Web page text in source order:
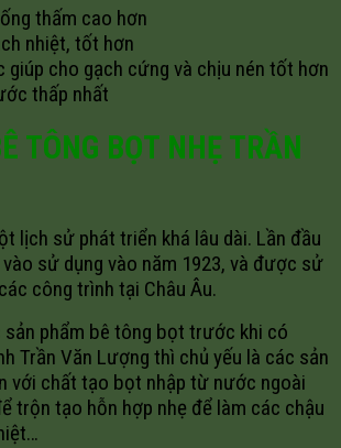
thấm cao hơn
nhiệt, tốt hơn
giúp cho gạch cứng và chịu nén tốt hơn
thấp nhất
TÔNG BỌT NHẸ TRẦN
lịch sử phát triển khá lâu dài. Lần đầu
sử dụng vào năm 1923, và được sử
công trình tại Châu Âu.
sản phẩm bê tông bọt trước khi có
Trần Văn Lượng thì chủ yếu là các sản
với chất tạo bọt nhập từ nước ngoài
trộn tạo hỗn hợp nhẹ để làm các chậu